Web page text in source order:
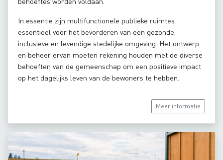
In essentie zijn multifunctionele publieke ruimtes
essentieel voor het bevorderen van een gezonde,
inclusieve en levendige stedelijke omgeving. Het ontwerp
en beheer ervan moeten rekening houden met de diverse
behoeften van de gemeenschap om een positieve impact
op het dagelijks leven van de bewoners te hebben.
Meer informatie